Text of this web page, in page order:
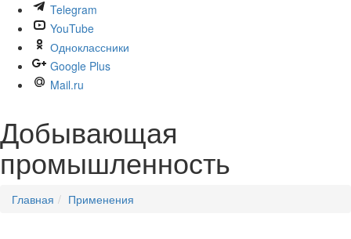
Telegram
YouTube
Одноклассники
Google Plus
Mail.ru
Добывающая
промышленность
Главная Применения